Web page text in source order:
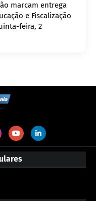
marcam entrega
e Fiscalização
feira, 2